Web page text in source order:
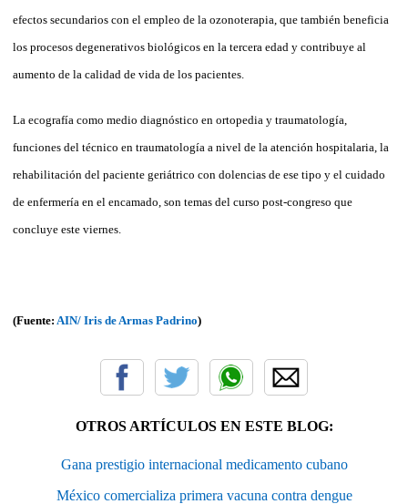
efectos secundarios con el empleo de la ozonoterapia, que también beneficia
los procesos degenerativos biológicos en la tercera edad y contribuye al
aumento de la calidad de vida de los pacientes.
La ecografía como medio diagnóstico en ortopedia y traumatología,
funciones del técnico en traumatología a nivel de la atención hospitalaria, la
rehabilitación del paciente geriátrico con dolencias de ese tipo y el cuidado
de enfermería en el encamado, son temas del curso post-congreso que
concluye este viernes.
(Fuente: AIN/ Iris de Armas Padrino)
OTROS ARTÍCULOS EN ESTE BLOG:
Gana prestigio internacional medicamento cubano
México comercializa primera vacuna contra dengue